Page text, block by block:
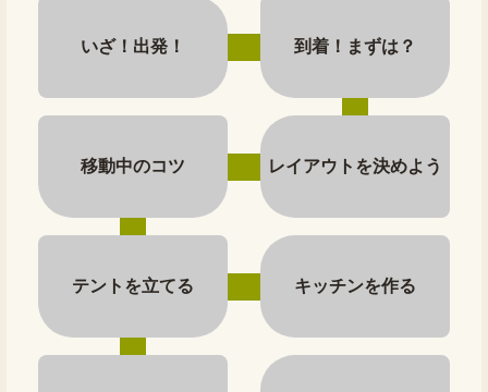
いざ！出発！ 到着！まずは？
移動中のコツ レイアウトを決めよう
テントを立てる キッチンを作る